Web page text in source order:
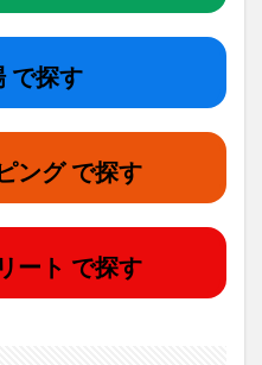
で探す
ング で探す
ート で探す